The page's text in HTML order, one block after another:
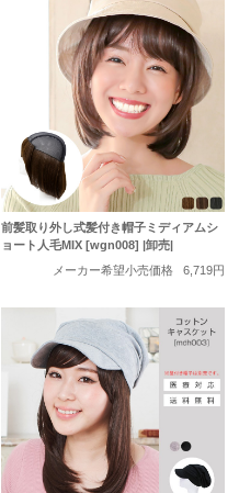
前髪取り外し式髪付き帽子ミディアムシ
ョート人毛MIX [wgn008] |卸売|
メーカー希望小売価格
6,719円